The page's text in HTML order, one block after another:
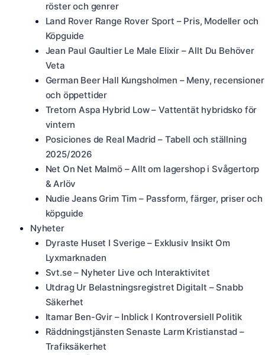
röster och genrer
Land Rover Range Rover Sport – Pris, Modeller och
Köpguide
Jean Paul Gaultier Le Male Elixir – Allt Du Behöver
Veta
German Beer Hall Kungsholmen – Meny, recensioner
och öppettider
Tretorn Aspa Hybrid Low – Vattentät hybridsko för
vintern
Posiciones de Real Madrid – Tabell och ställning
2025/2026
Net On Net Malmö – Allt om lagershop i Svågertorp
& Arlöv
Nudie Jeans Grim Tim – Passform, färger, priser och
köpguide
Nyheter
Dyraste Huset I Sverige – Exklusiv Insikt Om
Lyxmarknaden
Svt.se – Nyheter Live och Interaktivitet
Utdrag Ur Belastningsregistret Digitalt – Snabb
Säkerhet
Itamar Ben-Gvir – Inblick I Kontroversiell Politik
Räddningstjänsten Senaste Larm Kristianstad –
Trafiksäkerhet